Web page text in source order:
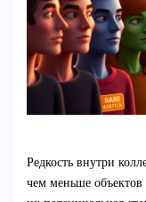
Редкость внутри
чем меньше